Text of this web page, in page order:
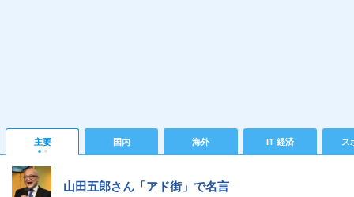
主要 国内 海外 IT 経済 ス
山田五郎さん「アド街」で名言